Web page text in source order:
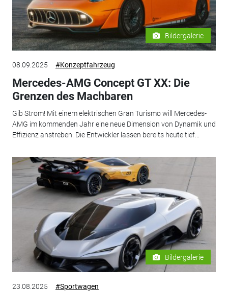
Bildergalerie
08.09.2025 #Konzeptfahrzeug
Mercedes-AMG Concept GT XX: Die
Grenzen des Machbaren
Gib Strom! Mit einem elektrischen Gran Turismo will Mercedes-
AMG im kommenden Jahr eine neue Dimension von Dynamik und
Effizienz anstreben. Die Entwickler lassen bereits heute tief...
Bildergalerie
23.08.2025 #Sportwagen